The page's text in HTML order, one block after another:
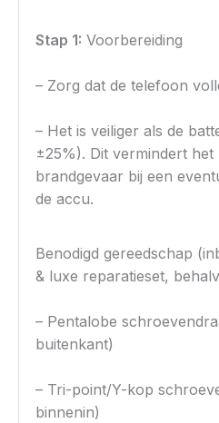
Stap 1: Voorbereiding
– Zorg dat de telefoon
– Het is veiliger als de
±25%). Dit vermindert
brandgevaar bij een
de accu.
Benodigd gereedschap
& luxe reparatieset,
– Pentalobe
buitenkant)
– Tri-point/Y-kop
binnenin)